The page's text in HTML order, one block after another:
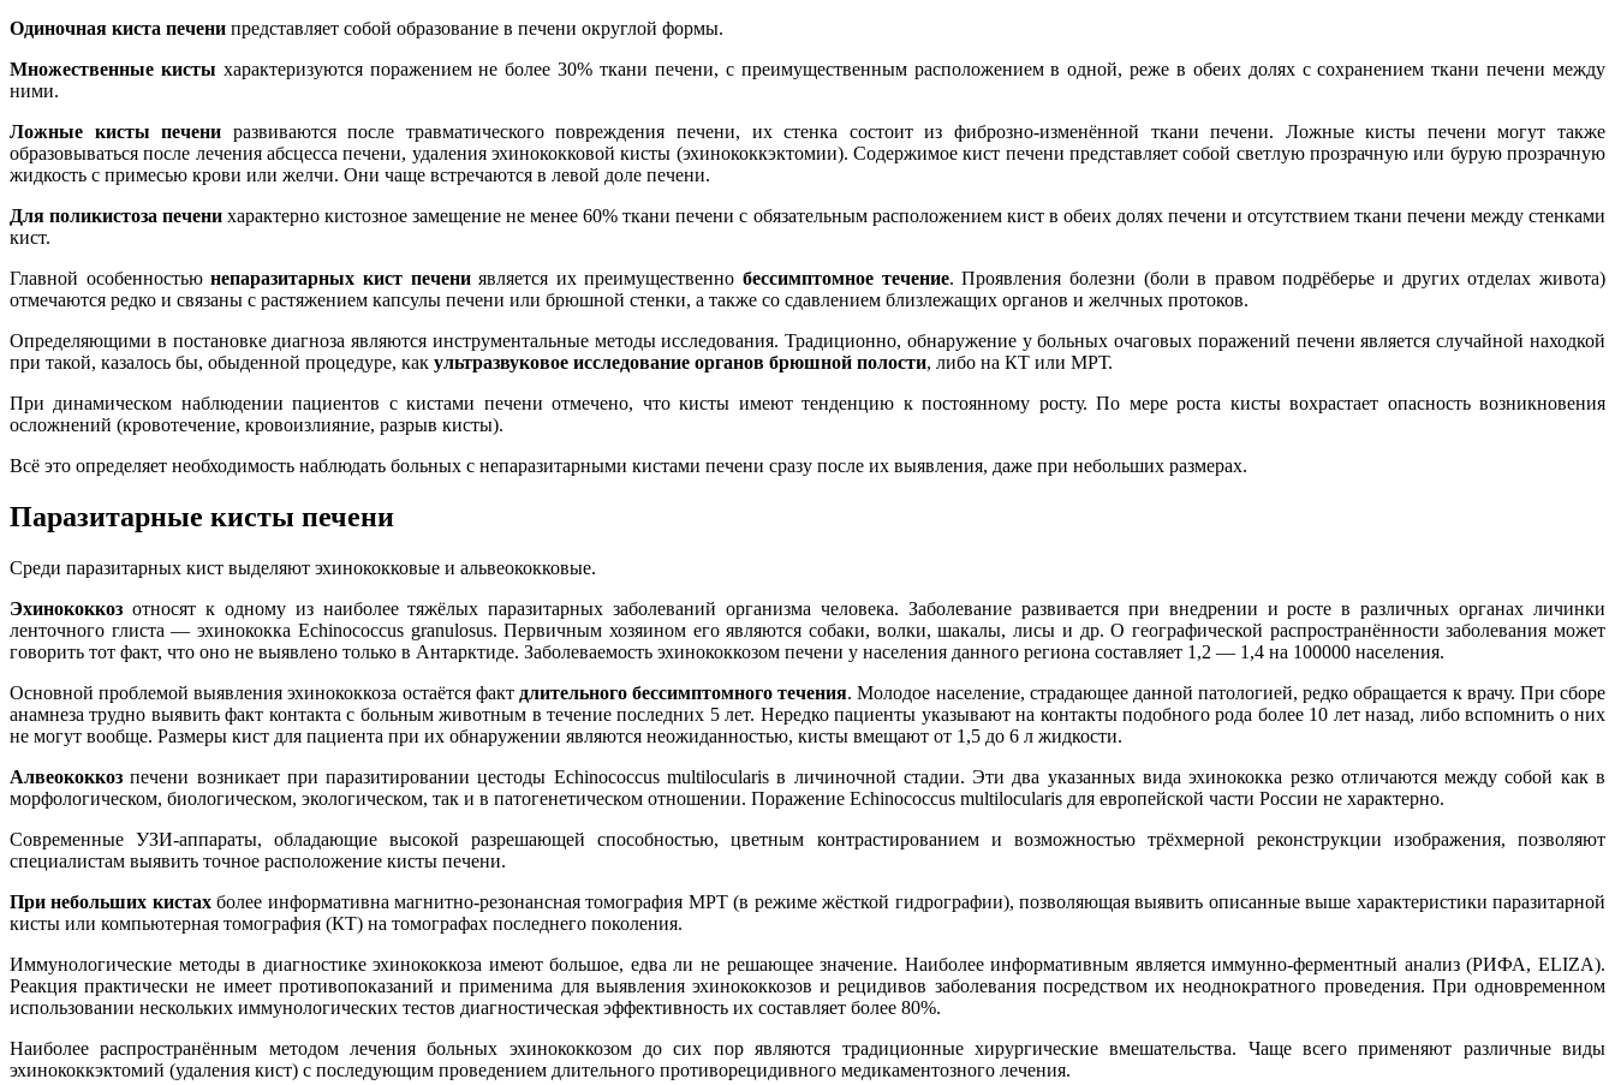
Одиночная киста печени представляет собой образование в печени округлой формы.
Множественные кисты характеризуются поражением не более 30% ткани печени, с преимущественным расположением в одной, реже в обеих долях с сохранением ткани печени между
ними.
Ложные кисты печени развиваются после травматического повреждения печени, их стенка состоит из фиброзно-изменённой ткани печени. Ложные кисты печени могут также
образовываться после лечения абсцесса печени, удаления эхинококковой кисты (эхинококкэктомии). Содержимое кист печени представляет собой светлую прозрачную или бурую прозрачную
жидкость с примесью крови или желчи. Они чаще встречаются в левой доле печени.
Для поликистоза печени характерно кистозное замещение не менее 60% ткани печени с обязательным расположением кист в обеих долях печени и отсутствием ткани печени между стенками
кист.
Главной особенностьюнепаразитарных кист печениявляется их преимущественнобессимптомное течение. Проявления болезни (боли в правом подрёберье и других отделах живота)
отмечаются редко и связаны с растяжением капсулы печени или брюшной стенки, а также со сдавлением близлежащих органов и желчных протоков.
Определяющими в постановке диагноза являются инструментальные методы исследования. Традиционно, обнаружение у больных очаговых поражений печени является случайной находкой
при такой, казалось бы, обыденной процедуре, как ультразвуковое исследование органов брюшной полости, либо на КТ или МРТ.
При динамическом наблюдении пациентов с кистами печени отмечено, что кисты имеют тенденцию к постоянному росту. По мере роста кисты вохрастает опасность возникновения
осложнений (кровотечение, кровоизлияние, разрыв кисты).
Всё это определяет необходимость наблюдать больных с непаразитарными кистами печени сразу после их выявления, даже при небольших размерах.
Паразитарные кисты печени
Среди паразитарных кист выделяют эхинококковые и альвеококковые.
Эхинококкоз относят к одному из наиболее тяжёлых паразитарных заболеваний организма человека. Заболевание развивается при внедрении и росте в различных органах личинки
ленточного глиста — эхинококка Echinococcus granulosus. Первичным хозяином его являются собаки, волки, шакалы, лисы и др. О географической распространённости заболевания может
говорить тот факт, что оно не выявлено только в Антарктиде. Заболеваемость эхинококкозом печени у населения данного региона составляет 1,2 — 1,4 на 100000 населения.
Основной проблемой выявления эхинококкоза остаётся факт длительного бессимптомного течения. Молодое население, страдающее данной патологией, редко обращается к врачу. При сборе
анамнеза трудно выявить факт контакта с больным животным в течение последних 5 лет. Нередко пациенты указывают на контакты подобного рода более 10 лет назад, либо вспомнить о них
не могут вообще. Размеры кист для пациента при их обнаружении являются неожиданностью, кисты вмещают от 1,5 до 6 л жидкости.
Алвеококкоз печени возникает при паразитировании цестоды Echinococcus multilocularis в личиночной стадии. Эти два указанных вида эхинококка резко отличаются между собой как в
морфологическом, биологическом, экологическом, так и в патогенетическом отношении. Поражение Echinococcus multilocularis для европейской части России не характерно.
Современные УЗИ-аппараты, обладающие высокой разрешающей способностью, цветным контрастированием и возможностью трёхмерной реконструкции изображения, позволяют
специалистам выявить точное расположение кисты печени.
При небольших кистахболее информативна магнитно-резонансная томография МРТ (в режиме жёсткой гидрографии), позволяющая выявить описанные выше характеристики паразитарной
кисты или компьютерная томография (КТ) на томографах последнего поколения.
Иммунологические методы в диагностике эхинококкоза имеют большое, едва ли не решающее значение. Наиболее информативным является иммунно-ферментный анализ (РИФА, ELIZA).
Реакция практически не имеет противопоказаний и применима для выявления эхинококкозов и рецидивов заболевания посредством их неоднократного проведения. При одновременном
использовании нескольких иммунологических тестов диагностическая эффективность их составляет более 80%.
Наиболее распространённым методом лечения больных эхинококкозом до сих пор являются традиционные хирургические вмешательства. Чаще всего применяют различные виды
эхинококкэктомий (удаления кист) с последующим проведением длительного противорецидивного медикаментозного лечения.